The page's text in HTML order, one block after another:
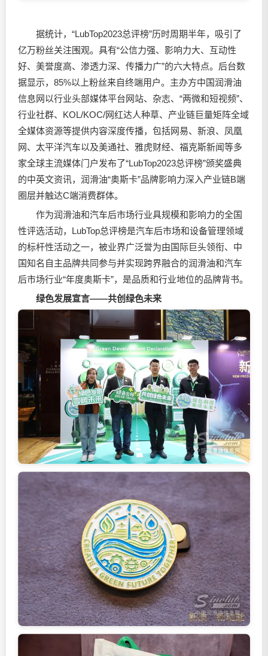
据统计，“LubTop2023总评榜”历时周期半年，吸引了
亿万粉丝关注围观。具有“公信力强、影响力大、互动性
好、美誉度高、渗透力深、传播力广”的六大特点。后台数
据显示，85%以上粉丝来自终端用户。主办方中国润滑油
信息网以行业头部媒体平台网站、杂志、“两微和短视频”、
行业社群、KOL/KOC/网红达人种草、产业链巨量矩阵全域
全媒体资源等提供内容深度传播，包括网易、新浪、凤凰
网、太平洋汽车以及美通社、雅虎财经、福克斯新闻等多
家全球主流媒体门户发布了“LubTop2023总评榜”颁奖盛典
的中英文资讯，润滑油“奥斯卡”品牌影响力深入产业链B端
圈层并触达C端消费群体。
作为润滑油和汽车后市场行业具规模和影响力的全国
性评选活动，LubTop总评榜是汽车后市场和设备管理领域
的标杆性活动之一，被业界广泛誉为由国际巨头领衔、中
国知名自主品牌共同参与并实现跨界融合的润滑油和汽车
后市场行业“年度奥斯卡”，是品质和行业地位的品牌背书。
绿色发展宣言——共创绿色未来